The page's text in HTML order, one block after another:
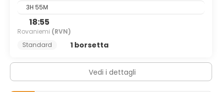
3H 55M
18:55
Rovaniemi (RVN)
Standard
1 borsetta
Vedi i dettagli